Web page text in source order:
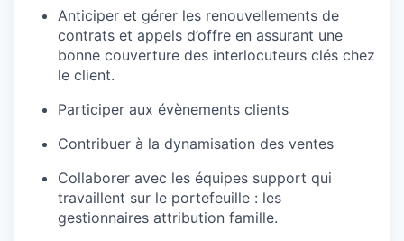
Anticiper et gérer les renouvellements de
contrats et appels d’offre en assurant une
bonne couverture des interlocuteurs clés chez
le client.
Participer aux évènements clients
Contribuer à la dynamisation des ventes
Collaborer avec les équipes support qui
travaillent sur le portefeuille : les
gestionnaires attribution famille.